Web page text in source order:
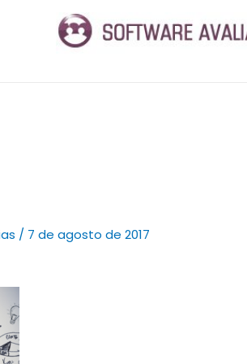
/ 7 de agosto de 2017